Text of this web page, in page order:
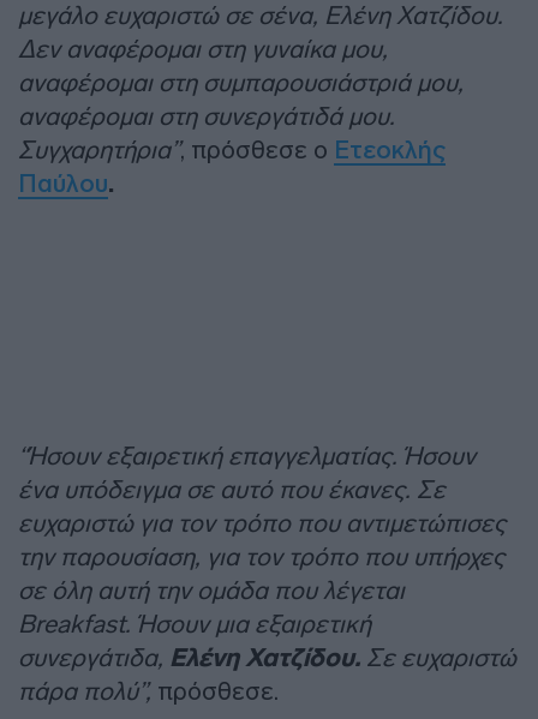
μεγάλο ευχαριστώ σε σένα, Ελένη Χατζίδου.
Δεν αναφέρομαι στη γυναίκα μου,
αναφέρομαι στη συμπαρουσιάστριά μου,
αναφέρομαι στη συνεργάτιδά μου.
Συγχαρητήρια”, πρόσθεσε ο Ετεοκλής
Παύλου.
“Ήσουν εξαιρετική επαγγελματίας. Ήσουν
ένα υπόδειγμα σε αυτό που έκανες. Σε
ευχαριστώ για τον τρόπο που αντιμετώπισες
την παρουσίαση, για τον τρόπο που υπήρχες
σε όλη αυτή την ομάδα που λέγεται
Breakfast. Ήσουν μια εξαιρετική
συνεργάτιδα, Ελένη Χατζίδου. Σε ευχαριστώ
πάρα πολύ”, πρόσθεσε.